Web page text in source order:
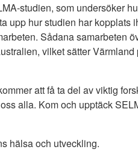
studien, som undersöker
upp hur studien har kopplats
Sådana samarbeten
vilket sätter
att få ta del av viktig
alla. Kom och upptäck
hälsa och utveckling.